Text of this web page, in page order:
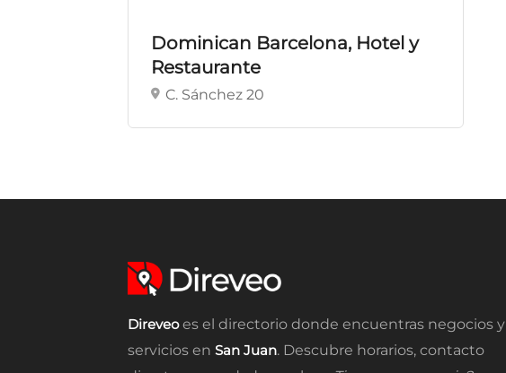
Dominican Barcelona, Hotel y
Restaurante
C. Sánchez 20
Direveoes el directorio donde encuentras negocios y
servicios en San Juan. Descubre horarios, contacto